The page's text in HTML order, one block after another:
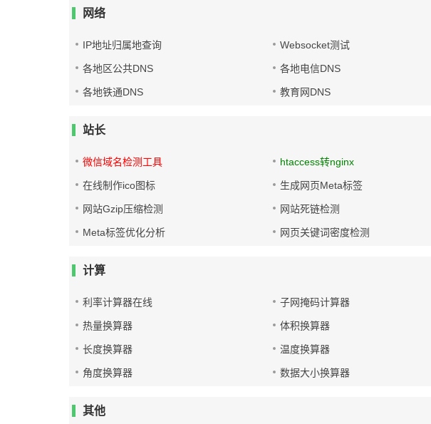
网络
IP地址归属地查询 Websocket测试
各地区公共DNS 各地电信DNS
各地铁通DNS 教育网DNS
站长
微信域名检测工具 htaccess转nginx
在线制作ico图标 生成网页Meta标签
网站Gzip压缩检测 网站死链检测
Meta标签优化分析 网页关键词密度检测
计算
利率计算器在线 子网掩码计算器
热量换算器 体积换算器
长度换算器 温度换算器
角度换算器 数据大小换算器
其他